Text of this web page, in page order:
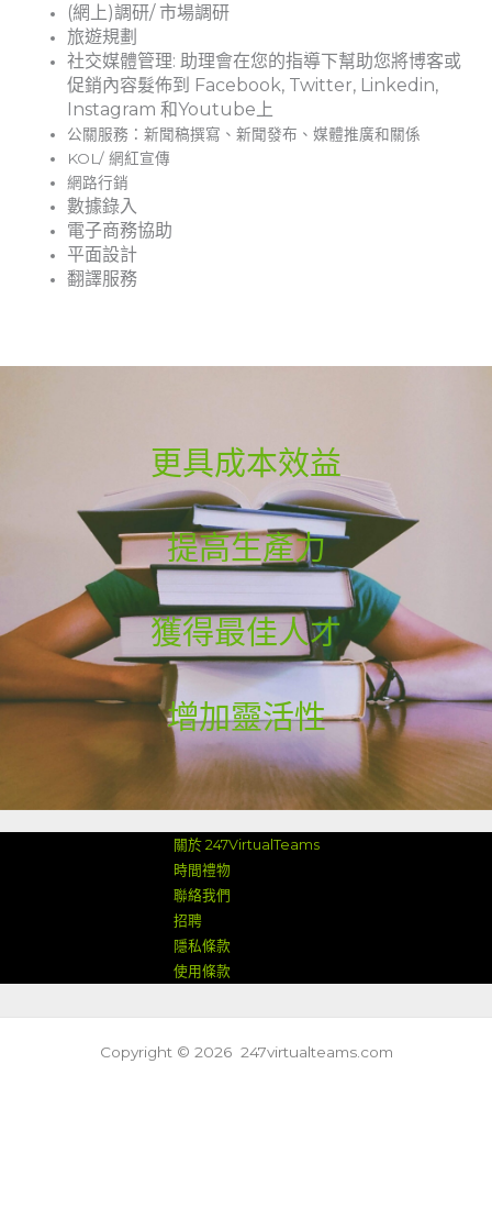
(網上)調研/ 市場調研
旅遊規劃
社交媒體管理: 助理會在您的指導下幫助您將博客或
促銷內容髮佈到 Facebook, Twitter, Linkedin,
Instagram 和Youtube上
公關服務：新聞稿撰寫、新聞發布、媒體推廣和關係
KOL/ 網紅宣傳
網路行銷
數據錄入
電子商務協助
平面設計
翻譯服務
更具成本效益
提高生產力
獲得最佳人才
增加靈活性
關於 247VirtualTeams
時間禮物
聯絡我們
招聘
隱私條款
使用條款
Copyright © 2026 247virtualteams.com